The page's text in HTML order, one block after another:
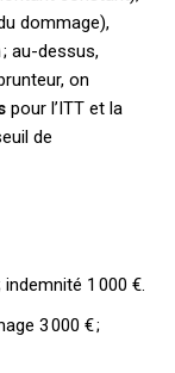
dommage),
au-dessus,
on
pour l’ITT et la
de
1 000 €.
3 000 € ;